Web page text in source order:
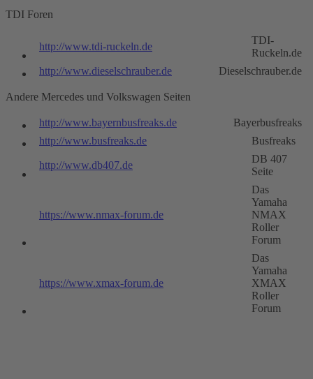
TDI Foren
http://www.tdi-ruckeln.de
TDI-
Ruckeln.de
http://www.dieselschrauber.de
Dieselschrauber.de
Andere Mercedes und Volkswagen Seiten
http://www.bayernbusfreaks.de
Bayerbusfreaks
http://www.busfreaks.de
Busfreaks
http://www.db407.de
DB 407
Seite
https://www.nmax-forum.de
Das
Yamaha
NMAX
Roller
Forum
https://www.xmax-forum.de
Das
Yamaha
XMAX
Roller
Forum